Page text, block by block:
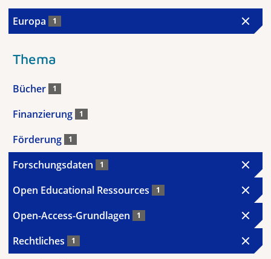
Europa 1
Thema
Bücher 1
Finanzierung 1
Förderung 1
Forschungsdaten 1
Open Educational Ressources 1
Open-Access-Grundlagen 1
Rechtliches 1